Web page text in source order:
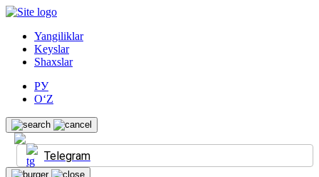
Yangiliklar
Keyslar
Shaxslar
РУ
O‘Z
Telegram